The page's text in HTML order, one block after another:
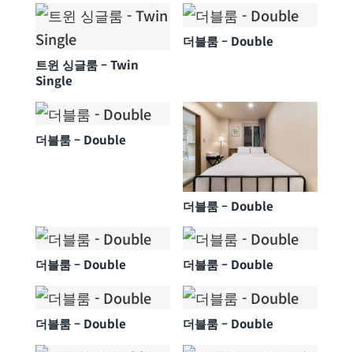
트윈 싱글룸 – Twin
Single
더블룸 – Double
더블룸 – Double
더블룸 – Double
더블룸 – Double 더블룸 – Double
더블룸 – Double 더블룸 – Double